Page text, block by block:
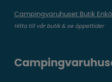
Campingvaruhuset Butik
Hitta till vår butik & se öppettider